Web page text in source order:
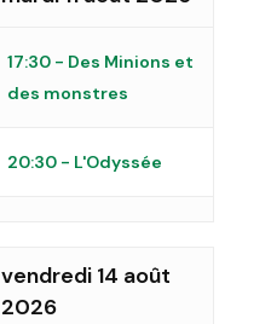
17:30 - Des Minions et
des monstres
20:30 - L'Odyssée
vendredi 14 août
2026